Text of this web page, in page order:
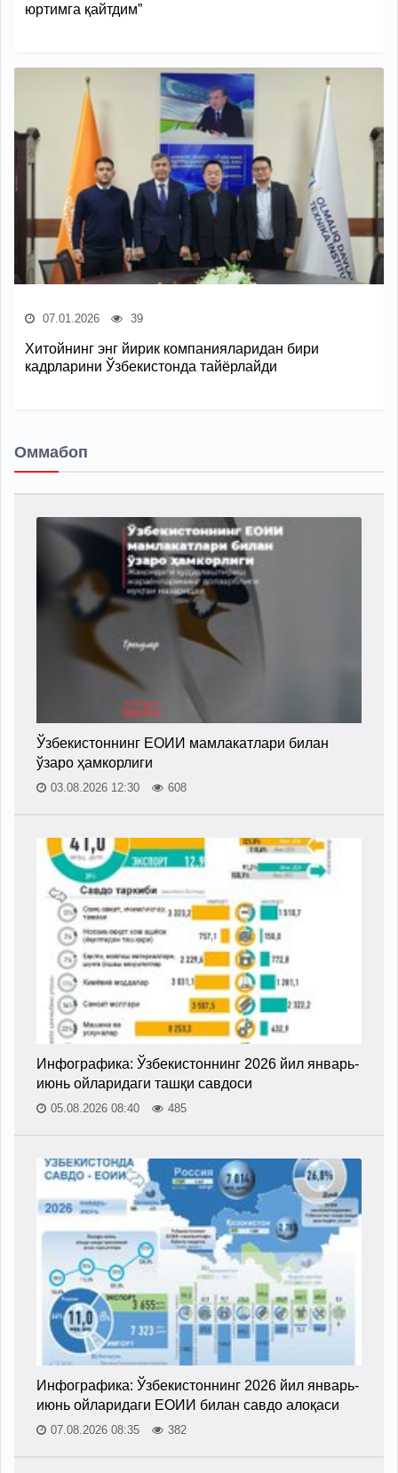
юртимга қайтдим”
07.01.2026 39
Хитойнинг энг йирик компанияларидан бири
кадрларини Ўзбекистонда тайёрлайди
Оммабоп
Ўзбекистоннинг ЕОИИ мамлакатлари билан
ўзаро ҳамкорлиги
03.08.2026 12:30 608
Инфографика: Ўзбекистоннинг 2026 йил январь-
июнь ойларидаги ташқи савдоси
05.08.2026 08:40 485
Инфографика: Ўзбекистоннинг 2026 йил январь-
июнь ойларидаги ЕОИИ билан савдо алоқаси
07.08.2026 08:35 382